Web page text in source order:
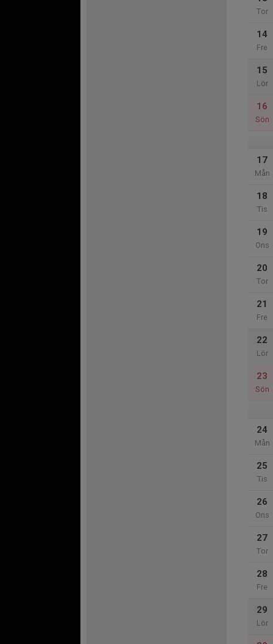
Tor
14
Fre
15
Lör
16
Sön
17
Mån
18
Tis
19
Ons
20
Tor
21
Fre
22
Lör
23
Sön
24
Mån
25
Tis
26
Ons
27
Tor
28
Fre
29
Lör